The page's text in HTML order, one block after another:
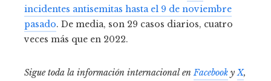
incidentes antisemitas hasta el 9 de noviembre
pasado. De media, son 29 casos diarios, cuatro
veces más que en 2022.
Sigue toda la información internacional enFacebook yX,